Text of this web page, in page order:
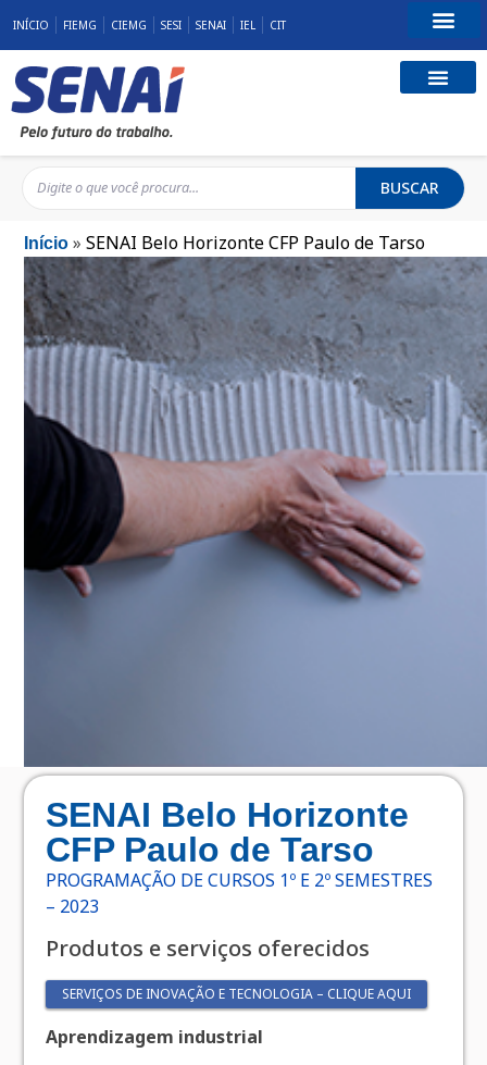
INÍCIO FIEMG CIEMG SESI SENAI IEL CIT
BUSCAR
Início »SENAI Belo Horizonte CFP Paulo de Tarso
SENAI Belo Horizonte
CFP Paulo de Tarso
PROGRAMAÇÃO DE CURSOS 1º E 2º SEMESTRES
– 2023
Produtos e serviços oferecidos
SERVIÇOS DE INOVAÇÃO E TECNOLOGIA – CLIQUE AQUI
Aprendizagem industrial